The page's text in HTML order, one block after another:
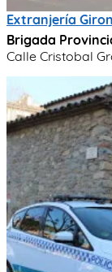
Extranjería
Brigada
Calle Cristobal